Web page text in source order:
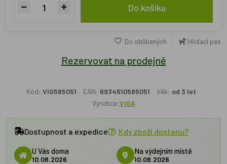
Do košíku
Do oblíbených Hlídací pes
Rezervovat na prodejně
Kód: VIG585051 EAN: 6934510585051 Věk: od 3 let
Výrobce:VIGA
Dostupnost a expedice Kdy zboží dostanu?
U Vás doma
10.08.2026
Na výdejním místě
10.08.2026